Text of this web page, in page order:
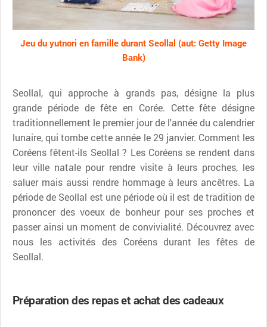
Seollal, qui approche à grands pas, désigne la plus
grande période de fête en Corée. Cette fête désigne
traditionnellement le premier jour de l'année du calendrier
lunaire, qui tombe cette année le 29 janvier. Comment les
Coréens fêtent-ils Seollal ? Les Coréens se rendent dans
leur ville natale pour rendre visite à leurs proches, les
saluer mais aussi rendre hommage à leurs ancêtres. La
période de Seollal est une période où il est de tradition de
prononcer des voeux de bonheur pour ses proches et
passer ainsi un moment de convivialité. Découvrez avec
nous les activités des Coréens durant les fêtes de
Seollal.
Préparation des repas et achat des cadeaux